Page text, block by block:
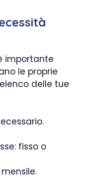
importante
le proprie
delle tue
fisso o